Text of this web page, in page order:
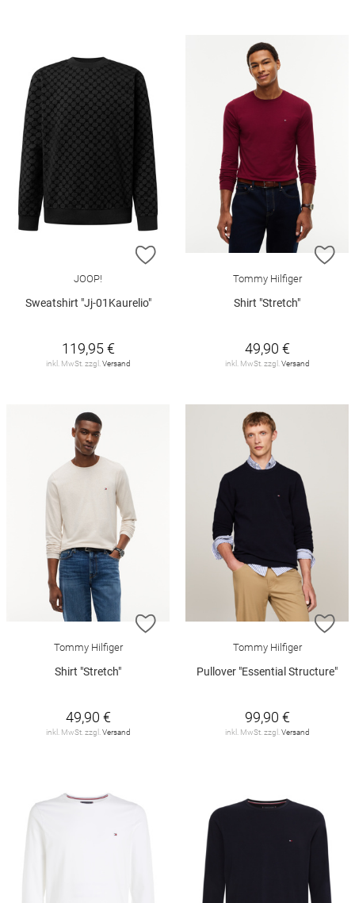
ZUR WUNSCHLISTE HINZUFÜGEN
JOOP!
Sweatshirt "Jj-01Kaurelio"
119,95 €
inkl. MwSt. zzgl. Versand
Tommy Hilfiger
Shirt "Stretch"
49,90 €
inkl. MwSt. zzgl. Versand
ZUR WUNSCHLISTE HINZUFÜGEN
Tommy Hilfiger
Shirt "Stretch"
49,90 €
inkl. MwSt. zzgl.Versand
Tommy Hilfiger
Pullover "Essential Structure"
99,90 €
inkl. MwSt. zzgl.Versand